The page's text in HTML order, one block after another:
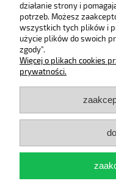
działanie strony i
potrzeb. Możesz
wszystkich tych plików i
użycie plików do swoich
zgody".
Więcej o plikach cookies
prywatności.